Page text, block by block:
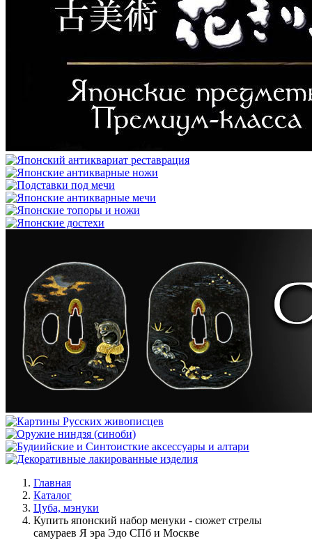
Главная
Каталог
Цуба, мэнуки
Купить японский набор менуки - сюжет стрелы
самураев Я эра Эдо СПб и Москве